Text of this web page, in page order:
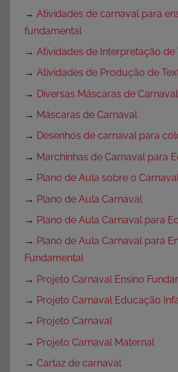
→ Atividades de carnaval para
fundamental
→ Atividades de Interpretação de
→ Atividades de Produção de
→ Diversas Máscaras de Carnaval
→ Máscaras de Carnaval
→ Desenhos de carnaval para
→ Marchinhas de Carnaval para
→ Plano de Aula sobre o
→ Plano de Aula Carnaval
→ Plano de Aula Carnaval para
→ Plano de Aula Carnaval para
Fundamental
→ Projeto Carnaval Ensino
→ Projeto Carnaval Educação
→ Projeto Carnaval
→ Projeto Carnaval Maternal
→ Cartaz de carnaval